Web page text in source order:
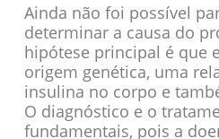
Ainda não foi possível
determinar a causa do
hipótese principal é que
origem genética, uma
insulina no corpo e
O diagnóstico e o
fundamentais, pois a